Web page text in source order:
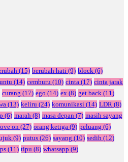
(15) berubah hati (9) block (6)
(14) cemburu (10) cinta (17) cinta jarak
curang (17) ego (14) ex (8) get back (11)
(13) keliru (24) komunikasi (14) LDR (8)
(6) marah (8) masa depan (7) masih sayang
on (27) orang ketiga (9) peluang (6)
(9) putus (26) sayang (10) sedih (12)
(11) tipu (8) whatsapp (9)